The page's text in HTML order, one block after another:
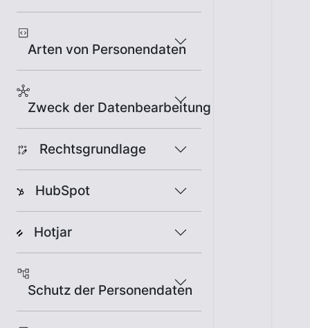
Arten von Personendaten
Zweck der Datenbearbeitung
Rechtsgrundlage
HubSpot
Hotjar
Schutz der Personendaten